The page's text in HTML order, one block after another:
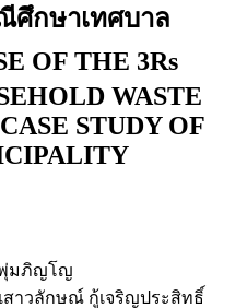
ศึกษาเทศบาล
OF THE 3Rs
WASTE
STUDY OF
พุ่มภิญโญ
เสาวลักษณ์ กู้เจริญประสิทธิ์